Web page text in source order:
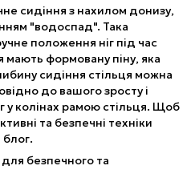
сидіння з нахилом донизу,
"водоспад". Така
положення ніг під час
мають формовану піну, яка
сидіння стільця можна
до вашого зросту і
у колінах рамою стільця. Щоб
та безпечні техніки
безпечного та